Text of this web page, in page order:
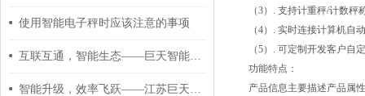
使用智能电子秤时应该注意的事项
互联互通，智能生态——巨天智能电子秤打造智慧工厂新枢纽
智能升级，效率飞跃——江苏巨天智能电子秤重新定义称重管理
（3）. 支持计重秤/计数
（4）. 实时连接计算机自
（5）. 可定制开发客户自
功能特点：
产品信息主要描述产品属